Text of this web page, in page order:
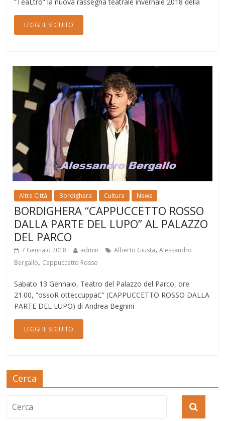
LEGGI IL SEGUITO
Altre Città Bordighera Cultura News
BORDIGHERA “CAPPUCCETTO ROSSO
DALLA PARTE DEL LUPO” AL PALAZZO
DEL PARCO
7 Gennaio 2018 admin Alberto Giusta,Alessandro
Bergallo, Cappuccetto Rosso
Sabato 13 Gennaio, Teatro del Palazzo del Parco, ore
21.00, “ossoR otteccuppaC” (CAPPUCCETTO ROSSO DALLA
PARTE DEL LUPO) di Andrea Begnini
LEGGI IL SEGUITO
Cerca